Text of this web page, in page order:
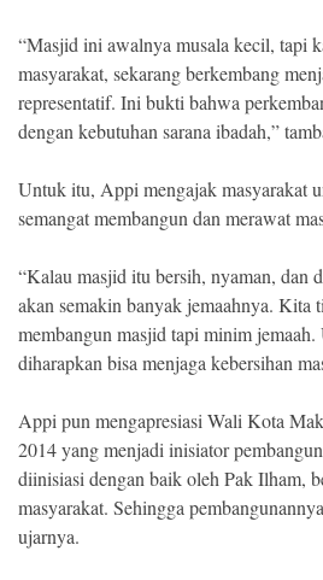
“Masjid ini awalnya musala kecil, tapi
masyarakat, sekarang berkembang
representatif. Ini bukti bahwa
dengan kebutuhan sarana ibadah,”
Untuk itu, Appi mengajak masyarakat
semangat membangun dan merawat
“Kalau masjid itu bersih, nyaman, dan
akan semakin banyak jemaahnya. Kita
membangun masjid tapi minim
diharapkan bisa menjaga kebersihan
Appi pun mengapresiasi Wali Kota
2014 yang menjadi inisiator
diinisiasi dengan baik oleh Pak Ilham,
masyarakat. Sehingga
ujarnya.